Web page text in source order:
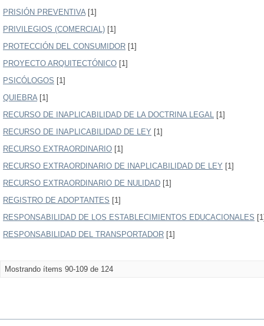
PRISIÓN PREVENTIVA[1]
PRIVILEGIOS (COMERCIAL) [1]
PROTECCIÓN DEL CONSUMIDOR [1]
PROYECTO ARQUITECTÓNICO [1]
PSICÓLOGOS [1]
QUIEBRA[1]
RECURSO DE INAPLICABILIDAD DE LA DOCTRINA LEGAL [1]
RECURSO DE INAPLICABILIDAD DE LEY [1]
RECURSO EXTRAORDINARIO [1]
RECURSO EXTRAORDINARIO DE INAPLICABILIDAD DE LEY [1]
RECURSO EXTRAORDINARIO DE NULIDAD [1]
REGISTRO DE ADOPTANTES [1]
RESPONSABILIDAD DE LOS ESTABLECIMIENTOS EDUCACIONALES
RESPONSABILIDAD DEL TRANSPORTADOR [1]
Mostrando ítems 90-109 de 124